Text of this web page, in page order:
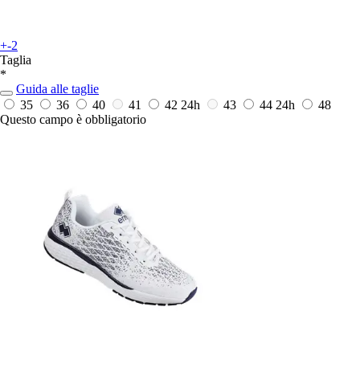
+-2
Taglia
*
Guida alle taglie
35
36 40 41 42 24h 43 44 24h
48
Questo campo è obbligatorio